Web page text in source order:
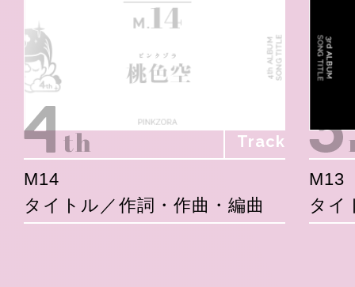
Track
M14
タイトル／作詞・作曲・編曲
M13
タイ